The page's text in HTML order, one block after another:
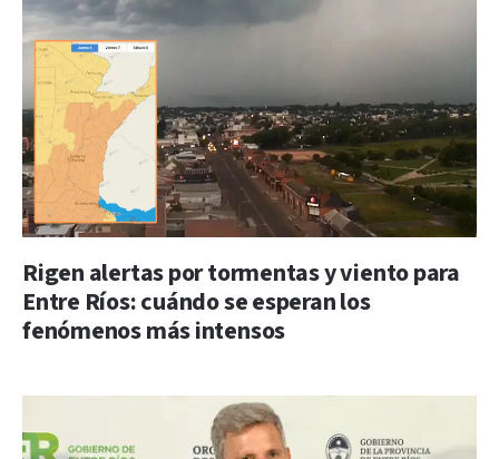
Rigen alertas por tormentas y viento para
Entre Ríos: cuándo se esperan los
fenómenos más intensos